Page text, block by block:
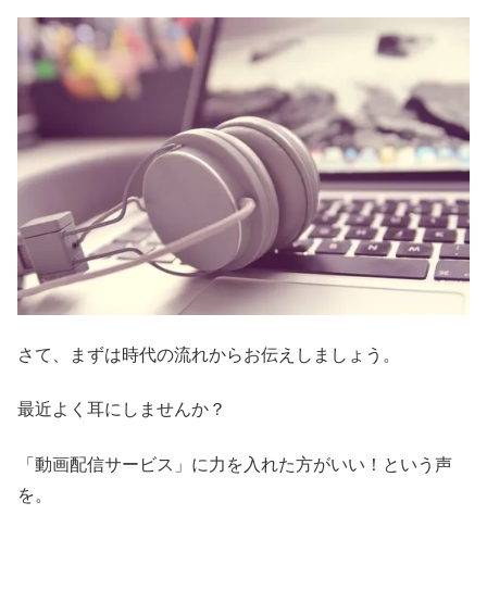
さて、まずは時代の流れからお伝えしましょう。
最近よく耳にしませんか？
「動画配信サービス」に力を入れた方がいい！という声
を。